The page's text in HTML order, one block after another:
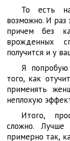
То есть
возможно. И раз
причем без
врожденных
получится и у
Я
того, как
применять
неплохую
Итого,
сложно. Лучше
примерно так,